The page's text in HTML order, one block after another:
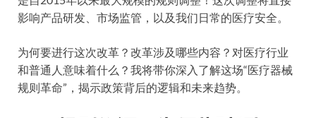
影响产品研发、市场监管，以及我们日常的医疗安全。
为何要进行这次改革？改革涉及哪些内容？对医疗行业
和普通人意味着什么？我将带你深入了解这场“医疗器械
规则革命”，揭示政策背后的逻辑和未来趋势。